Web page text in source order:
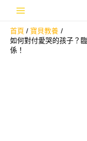
Menu
首頁
寶貝教養
如何對付愛哭的孩子？
係！